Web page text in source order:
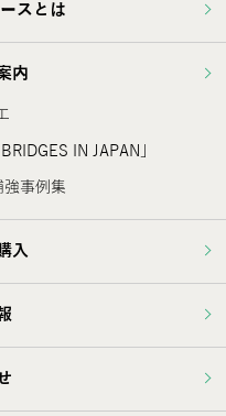
スとは
内
IN JAPAN」
事例集
入